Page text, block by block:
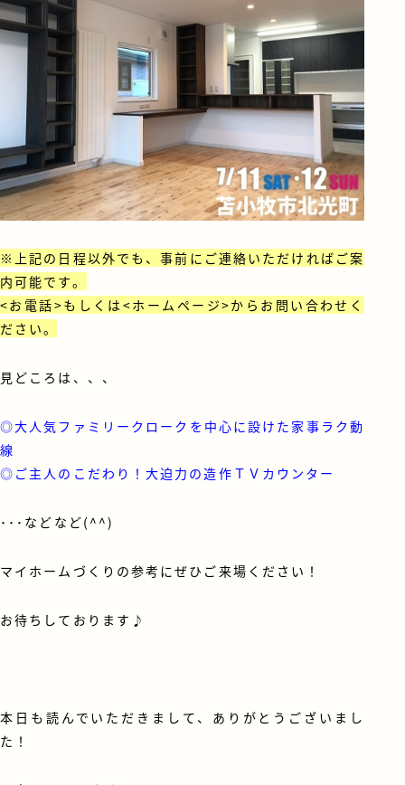
※上記の日程以外でも、事前にご連絡いただければご案
内可能です。
<お電話>もしくは<ホームページ>からお問い合わせく
ださい。
見どころは、、、
◎大人気ファミリークロークを中心に設けた家事ラク動
線
◎ご主人のこだわり！大迫力の造作ＴＶカウンター
･･･などなど(^^)
マイホームづくりの参考にぜひご来場ください！
お待ちしております♪
本日も読んでいただきまして、ありがとうございまし
た！